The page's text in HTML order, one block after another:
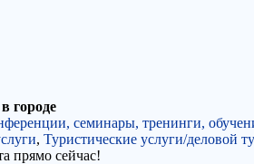
городе
семинары, тренинги,
, Туристические услуги/деловой
прямо сейчас!